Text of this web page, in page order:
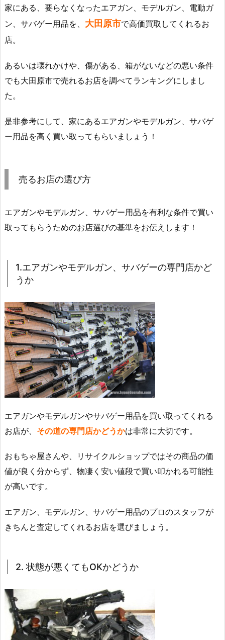
家にある、要らなくなったエアガン、モデルガン、電動ガ
ン、サバゲー用品を、 大田原市で高価買取してくれるお
店。
あるいは壊れかけや、傷がある、箱がないなどの悪い条件
でも大田原市で売れるお店を調べてランキングにしまし
た。
是非参考にして、家にあるエアガンやモデルガン、サバゲ
ー用品を高く買い取ってもらいましょう！
売るお店の選び方
エアガンやモデルガン、サバゲー用品を有利な条件で買い
取ってもらうためのお店選びの基準をお伝えします！
1.エアガンやモデルガン、サバゲーの専門店かど
うか
エアガンやモデルガンやサバゲー用品を買い取ってくれる
お店が、 その道の専門店かどうかは非常に大切です。
おもちゃ屋さんや、リサイクルショップではその商品の価
値が良く分からず、物凄く安い値段で買い叩かれる可能性
が高いです。
エアガン、モデルガン、サバゲー用品のプロのスタッフが
きちんと査定してくれるお店を選びましょう。
2. 状態が悪くてもOKかどうか